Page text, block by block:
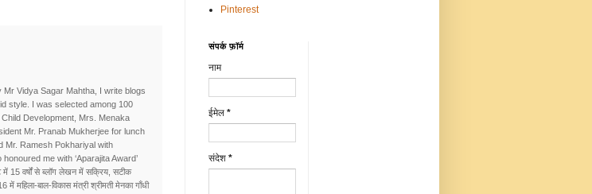
Vidya Sagar Mahtha, I write blogs
style. I was selected among 100
Development, Mrs. Menaka
Mr. Pranab Mukherjee for lunch
Mr. Ramesh Pokhariyal with
me with ‘Aparajita Award’
में 15 वर्षों से ब्लॉग लेखन में सक्रिय, सटीक
में महिला-बाल-विकास मंत्री श्रीमती मेनका गाँधी
Pinterest
संपर्क फ़ॉर्म
नाम
ईमेल *
संदेश *